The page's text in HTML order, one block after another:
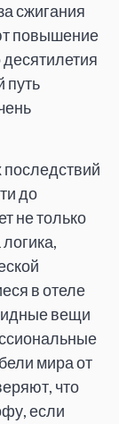
сжигания
повышение
путь
до
не только
в отеле
вещи
мира от
что
если